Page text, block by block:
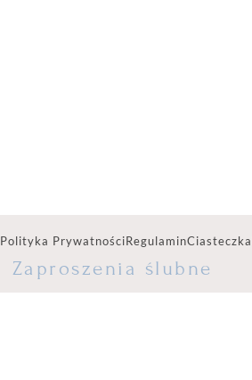
Polityka PrywatnościRegulaminCiasteczka
Zaproszenia ślubne